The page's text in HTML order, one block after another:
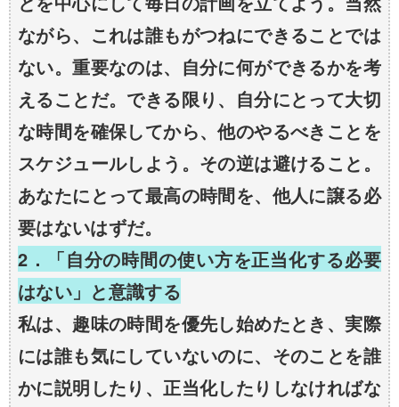
ながら、これは誰もがつねにできることでは
ない。重要なのは、自分に何ができるかを考
えることだ。できる限り、自分にとって大切
な時間を確保してから、他のやるべきことを
スケジュールしよう。その逆は避けること。
あなたにとって最高の時間を、他人に譲る必
要はないはずだ。
2．「自分の時間の使い方を正当化する必要
はない」と意識する
私は、趣味の時間を優先し始めたとき、実際
には誰も気にしていないのに、そのことを誰
かに説明したり、正当化したりしなければな